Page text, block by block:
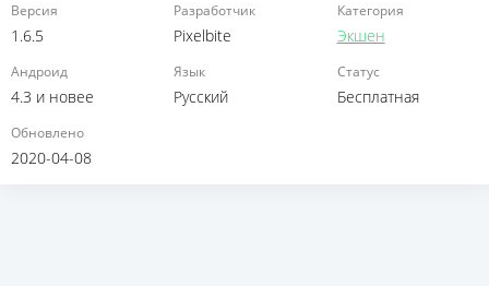
Версия
1.6.5
Разработчик
Pixelbite
Категория
Экшен
Андроид
4.3 и новее
Язык
Русский
Статус
Бесплатная
Обновлено
2020-04-08